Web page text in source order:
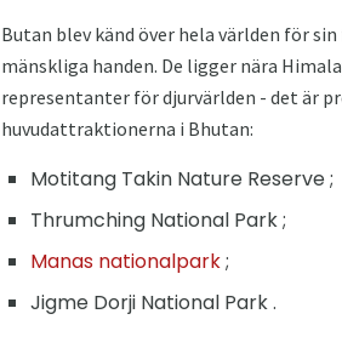
Butan blev känd över hela världen för
mänskliga handen. De ligger nära
representanter för djurvärlden - det är
huvudattraktionerna i Bhutan:
Motitang Takin Nature Reserve ;
Thrumching National Park ;
Manas nationalpark;
Jigme Dorji National Park .